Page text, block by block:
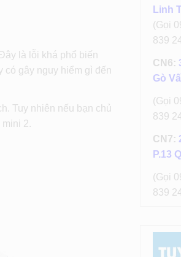
là lỗi khá phổ biến
có gây nguy hiểm gì đến
Tuy nhiên nếu bạn chủ
2.
Linh
(Gọi
839
CN6:
Gò
(Gọi
839
CN7:
P.13
(Gọi
839